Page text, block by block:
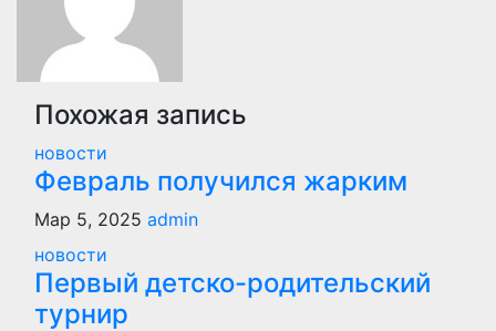
Похожая запись
новости
Февраль получился жарким
Мар 5, 2025 admin
новости
Первый детско-родительский
турнир